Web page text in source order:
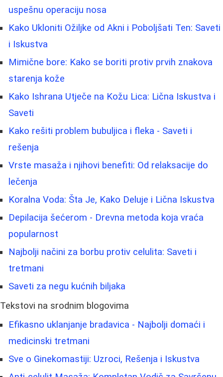
uspešnu operaciju nosa
Kako Ukloniti Ožiljke od Akni i Poboljšati Ten: Saveti
i Iskustva
Mimične bore: Kako se boriti protiv prvih znakova
starenja kože
Kako Ishrana Utječe na Kožu Lica: Lična Iskustva i
Saveti
Kako rešiti problem bubuljica i fleka - Saveti i
rešenja
Vrste masaža i njihovi benefiti: Od relaksacije do
lečenja
Koralna Voda: Šta Je, Kako Deluje i Lična Iskustva
Depilacija šećerom - Drevna metoda koja vraća
popularnost
Najbolji načini za borbu protiv celulita: Saveti i
tretmani
Saveti za negu kućnih biljaka
Tekstovi na srodnim blogovima
Efikasno uklanjanje bradavica - Najbolji domaći i
medicinski tretmani
Sve o Ginekomastiji: Uzroci, Rešenja i Iskustva